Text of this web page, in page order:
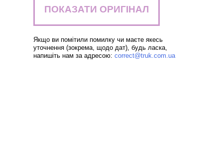
ПОКАЗАТИ ОРИГІНАЛ
Якщо ви помітили помилку чи маєте якесь
уточнення (зокрема, щодо дат), будь ласка,
напишіть нам за адресою: correct@truk.com.ua